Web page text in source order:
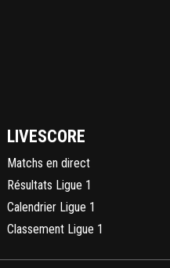
LIVESCORE
Matchs en direct
Résultats Ligue 1
Calendrier Ligue 1
Classement Ligue 1